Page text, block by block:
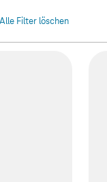
Alle Filter löschen